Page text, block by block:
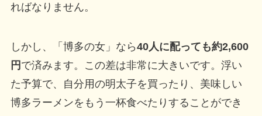
ればなりません。
しかし、「博多の女」なら40人に配っても約2,600
円 で済みます。この差は非常に大きいです。浮い
た予算で、自分用の明太子を買ったり、美味しい
博多ラーメンをもう一杯食べたりすることができ